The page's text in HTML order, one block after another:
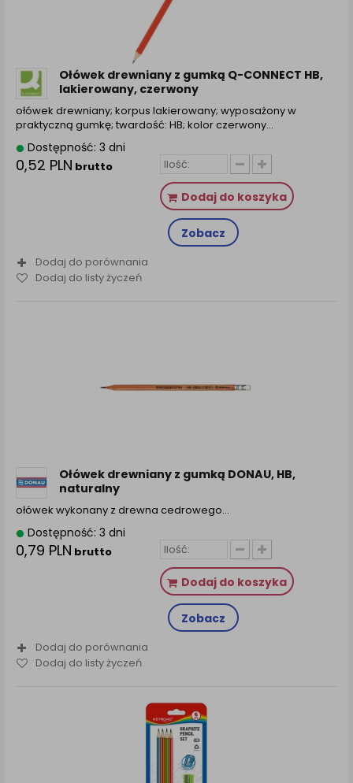
Ołówek drewniany z gumką Q-CONNECT HB,
lakierowany, czerwony
ołówek drewniany; korpus lakierowany; wyposażony w
praktyczną gumkę; twardość: HB; kolor czerwony...
Dostępność: 3 dni
0,52 PLN brutto
Dodaj do koszyka
Zobacz
Dodaj do porównania
Dodaj do listy życzeń
Ołówek drewniany z gumką DONAU, HB,
naturalny
ołówek wykonany z drewna cedrowego…
Dostępność: 3 dni
0,79 PLN brutto
Dodaj do koszyka
Zobacz
Dodaj do porównania
Dodaj do listy życzeń